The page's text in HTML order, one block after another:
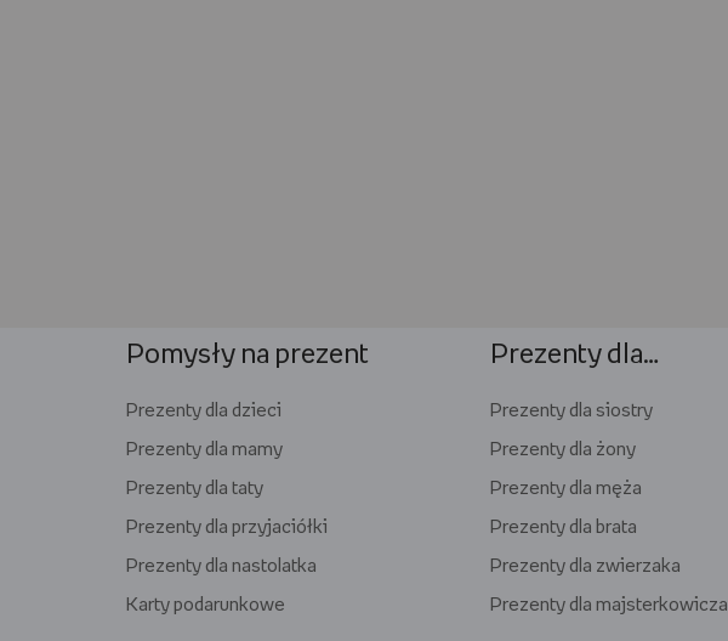
Pomysły na prezent
Prezenty dla dzieci
Prezenty dla mamy
Prezenty dla taty
Prezenty dla przyjaciółki
Prezenty dla nastolatka
Karty podarunkowe
Prezenty dla…
Prezenty dla siostry
Prezenty dla żony
Prezenty dla męża
Prezenty dla brata
Prezenty dla zwierzaka
Prezenty dla majsterkowicza